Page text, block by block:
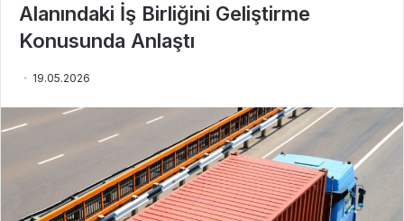
Alanındaki İş Birliğini Geliştirme
Konusunda Anlaştı
19.05.2026